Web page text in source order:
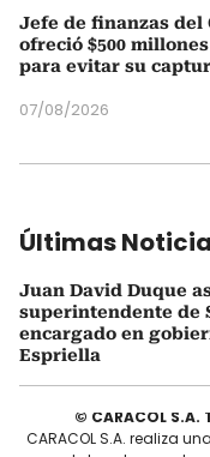
Jefe de finanzas del
ofreció $500
para evitar su
07/08/2026
Últimas
Juan David Duque
superintendente de
encargado en
Espriella
© CARACOL
CARACOL S.A. realiza